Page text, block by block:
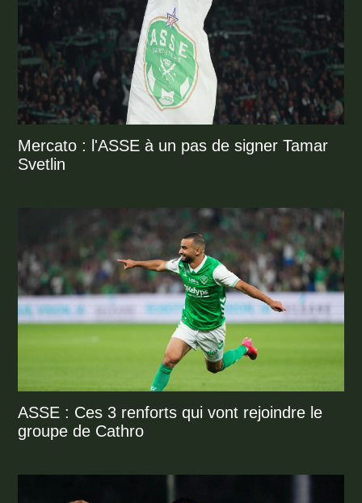
Mercato : l'ASSE à un pas de signer Tamar
Svetlin
ASSE : Ces 3 renforts qui vont rejoindre le
groupe de Cathro